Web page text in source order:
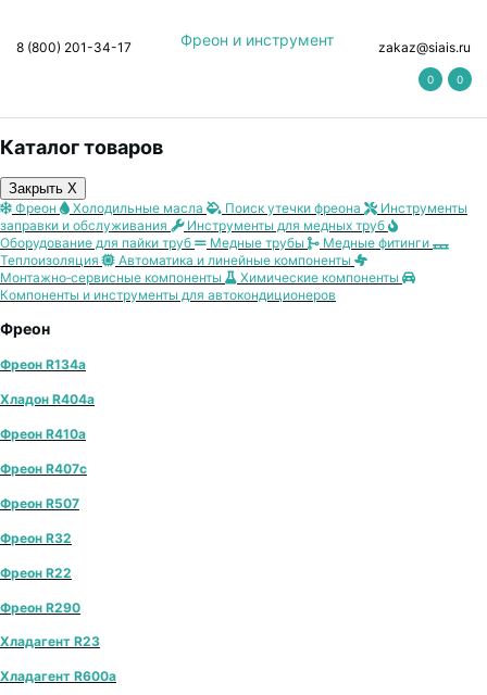
Фреон и инструмент
8 (800) 201-34-17 zakaz@siais.ru
0 0
Каталог товаров
Закрыть X
Фреон
Холодильные масла Поиск утечки фреона
Инструменты
заправки и обслуживания
Инструменты для медных труб
Оборудование для пайки труб
Медные трубы
Медные фитинги
Теплоизоляция
Автоматика и линейные компоненты
Монтажно‑сервисные компоненты
Химические компоненты
Компоненты и инструменты для автокондиционеров
Фреон
Фреон R134a
Хладон R404a
Фреон R410a
Фреон R407с
Фреон R507
Фреон R32
Фреон R22
Фреон R290
Хладагент R23
Хладагент R600a